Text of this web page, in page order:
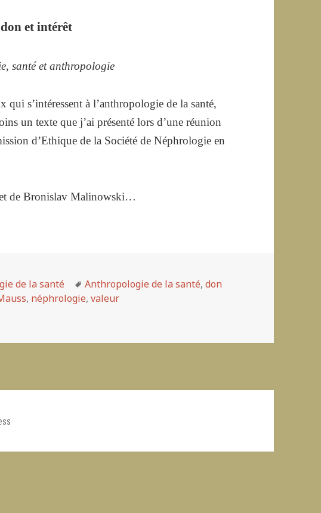
et intérêt
santé et anthropologie
qui s’intéressent à l’anthropologie de la santé,
un texte que j’ai présenté lors d’une réunion
d’Ethique de la Société de Néphrologie en
et de Bronislav Malinowski…
de la santé
Mots-
clés
Anthropologie de la santé,don
, néphrologie,valeur